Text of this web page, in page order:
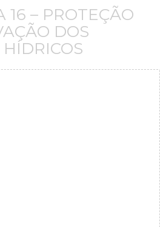
16 – PROTEÇÃO
DOS
HÍDRICOS